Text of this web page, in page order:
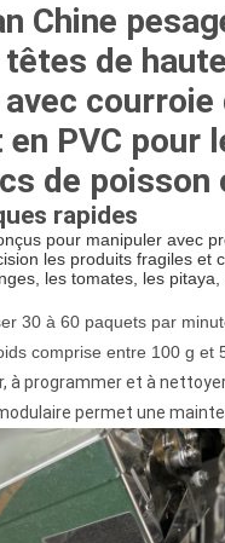
Chine
de haute
courroie
PVC pour
de poisson
rapides
pour manipuler avec
les produits fragiles et
les tomates, les pitaya,
30 à 60 paquets par
comprise entre 100 g et
à programmer et à
permet une